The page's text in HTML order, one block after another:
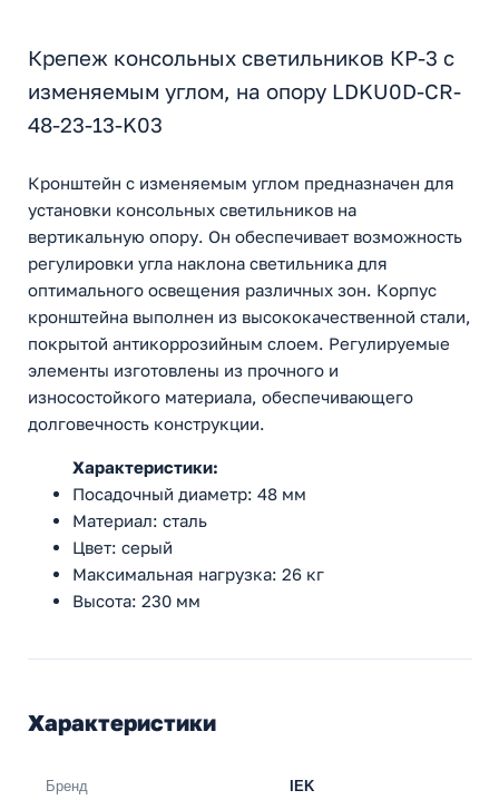
Крепеж консольных светильников КР-3 с
изменяемым углом, на опору LDKU0D-CR-
48-23-13-K03
Кронштейн с изменяемым углом предназначен для
установки консольных светильников на
вертикальную опору. Он обеспечивает возможность
регулировки угла наклона светильника для
оптимального освещения различных зон. Корпус
кронштейна выполнен из высококачественной стали,
покрытой антикоррозийным слоем. Регулируемые
элементы изготовлены из прочного и
износостойкого материала, обеспечивающего
долговечность конструкции.
Характеристики:
Посадочный диаметр: 48 мм
Материал: сталь
Цвет: серый
Максимальная нагрузка: 26 кг
Высота: 230 мм
Характеристики
Бренд IEK